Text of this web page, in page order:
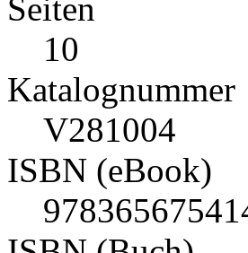
Seiten
10
Katalognummer
V281004
ISBN (eBook)